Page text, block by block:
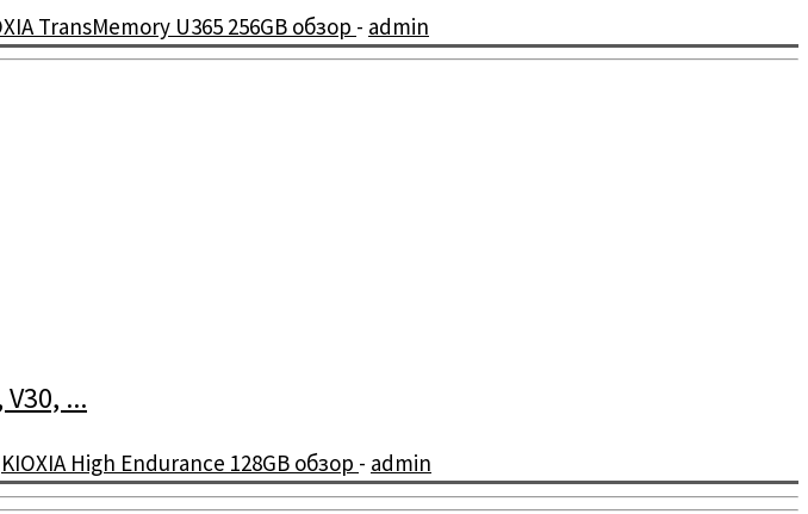
TransMemory U365 256GB обзор - admin
...
KIOXIA High Endurance 128GB обзор - admin